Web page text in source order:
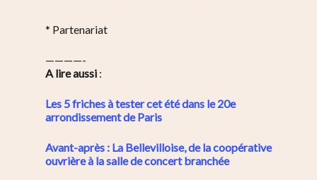
* Partenariat
————-
A lire aussi :
Les 5 friches à tester cet été dans le 20e
arrondissement de Paris
Avant-après : La Bellevilloise, de la coopérative
ouvrière à la salle de concert branchée